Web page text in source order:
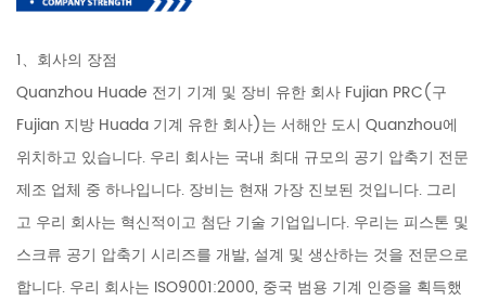
1、회사의 장점
Quanzhou Huade 전기 기계 및 장비 유한 회사 Fujian PRC(구
Fujian 지방 Huada 기계 유한 회사)는 서해안 도시 Quanzhou에
위치하고 있습니다. 우리 회사는 국내 최대 규모의 공기 압축기 전문
제조 업체 중 하나입니다. 장비는 현재 가장 진보된 것입니다. 그리
고 우리 회사는 혁신적이고 첨단 기술 기업입니다. 우리는 피스톤 및
스크류 공기 압축기 시리즈를 개발, 설계 및 생산하는 것을 전문으로
합니다. 우리 회사는 ISO9001:2000, 중국 범용 기계 인증을 획득했